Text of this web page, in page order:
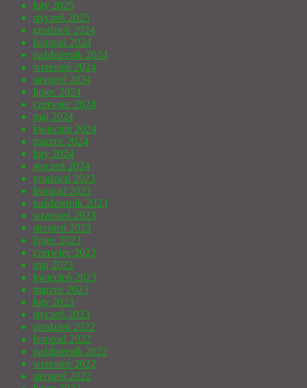
luty 2025
styczeń 2025
grudzień 2024
listopad 2024
październik 2024
wrzesień 2024
sierpień 2024
lipiec 2024
czerwiec 2024
maj 2024
kwiecień 2024
marzec 2024
luty 2024
styczeń 2024
grudzień 2023
listopad 2023
październik 2023
wrzesień 2023
sierpień 2023
lipiec 2023
czerwiec 2023
maj 2023
kwiecień 2023
marzec 2023
luty 2023
styczeń 2023
grudzień 2022
listopad 2022
październik 2022
wrzesień 2022
sierpień 2022